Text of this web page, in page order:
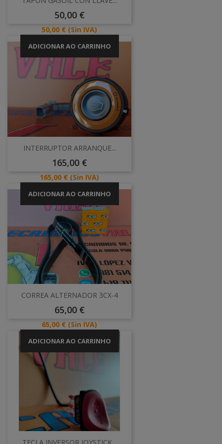
Preço
50,00 €
Preço
50,00 € (Sin IVA)
ADICIONAR AO CARRINHO
INTERRUPTOR ARRANQUE...
Preço
165,00 €
Preço
165,00 € (Sin IVA)
ADICIONAR AO CARRINHO
CORREA ALTERNADOR 3CX-4
Preço
65,00 €
Preço
65,00 € (Sin IVA)
ADICIONAR AO CARRINHO